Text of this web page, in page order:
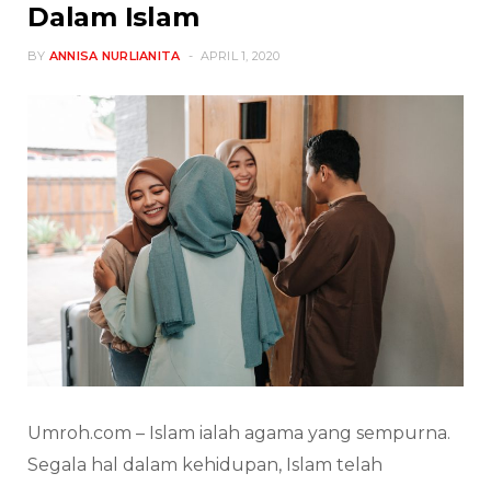
Dalam Islam
BY ANNISA NURLIANITA APRIL 1, 2020
Umroh.com – Islam ialah agama yang sempurna.
Segala hal dalam kehidupan, Islam telah